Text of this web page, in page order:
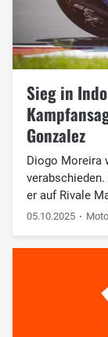
Sieg in
Gonzalez
Diogo Moreira
er auf Rivale
05.10.2025